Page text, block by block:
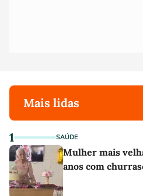
Mais lidas
1 SAÚDE
Mulher mais
anos com